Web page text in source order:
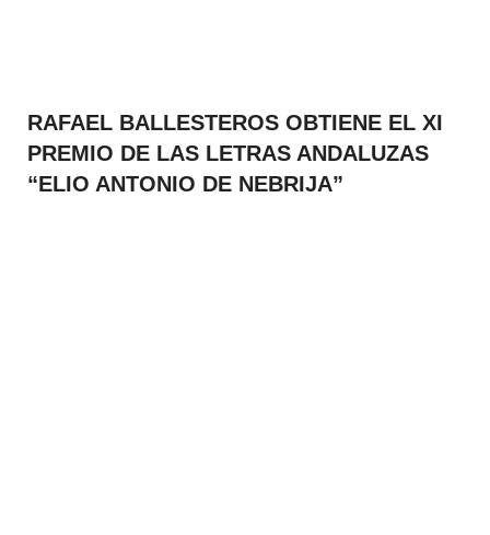
RAFAEL BALLESTEROS OBTIENE EL XI
PREMIO DE LAS LETRAS ANDALUZAS
“ELIO ANTONIO DE NEBRIJA”